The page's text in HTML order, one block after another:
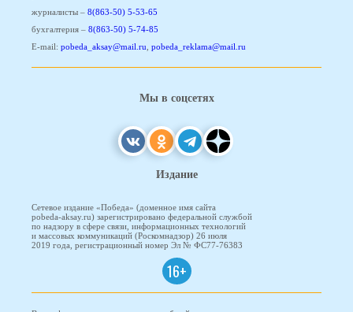
журналисты – 8(863-50) 5-53-65
бухгалтерия – 8(863-50) 5-74-85
E-mail: pobeda_aksay@mail.ru pobeda_reklama@mail.ru
Мы в соцсетях
Издание
Сетевое издание «Победа» (доменное имя сайта
pobeda-aksay.ru) зарегистрировано федеральной службой
по надзору в сфере связи, информационных технологий
и массовых коммуникаций (Роскомнадзор) 26 июля
2019 года, регистрационный номер Эл № ФС77-76383
16+